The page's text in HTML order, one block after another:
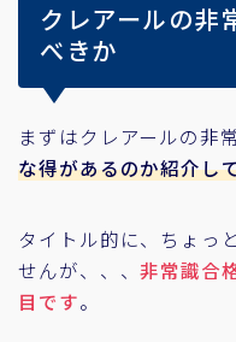
クレアールの非
べきか
まずはクレアールの非
な得があるのか紹介し
タイトル的に、ちょっ
せんが、、、非常識合
目です。